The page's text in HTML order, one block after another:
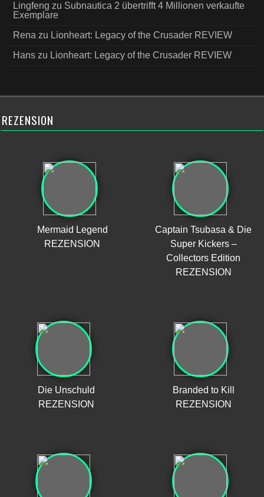
Lingfeng zu Subnautica 2 übertrifft 4 Millionen verkaufte
Exemplare
Rena zu Lionheart: Legacy of the Crusader REVIEW
Hans zu Lionheart: Legacy of the Crusader REVIEW
REZENSION
Mermaid Legend
REZENSION
Captain Tsubasa & Die
Super Kickers –
Collectors Edition
REZENSION
Die Unschuld
REZENSION
Branded to Kill
REZENSION